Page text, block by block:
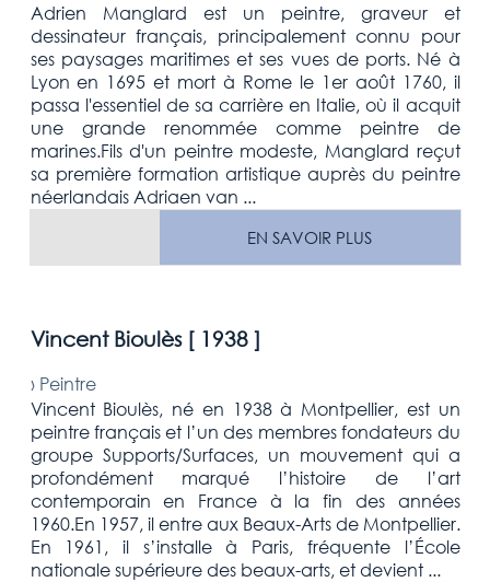
Adrien Manglard est un peintre, graveur et
dessinateur français, principalement connu pour
ses paysages maritimes et ses vues de ports. Né à
Lyon en 1695 et mort à Rome le 1er août 1760, il
passa l'essentiel de sa carrière en Italie, où il acquit
une grande renommée comme peintre de
marines.Fils d'un peintre modeste, Manglard reçut
sa première formation artistique auprès du peintre
néerlandais Adriaen van ...
EN SAVOIR PLUS
Vincent Bioulès [ 1938]
› Peintre
Vincent Bioulès, né en 1938 à Montpellier, est un
peintre français et l’un des membres fondateurs du
groupe Supports/Surfaces, un mouvement qui a
profondément marqué l’histoire de l’art
contemporain en France à la fin des années
1960.En 1957, il entre aux Beaux-Arts de Montpellier.
En 1961, il s’installe à Paris, fréquente l’École
nationale supérieure des beaux-arts, et devient ...